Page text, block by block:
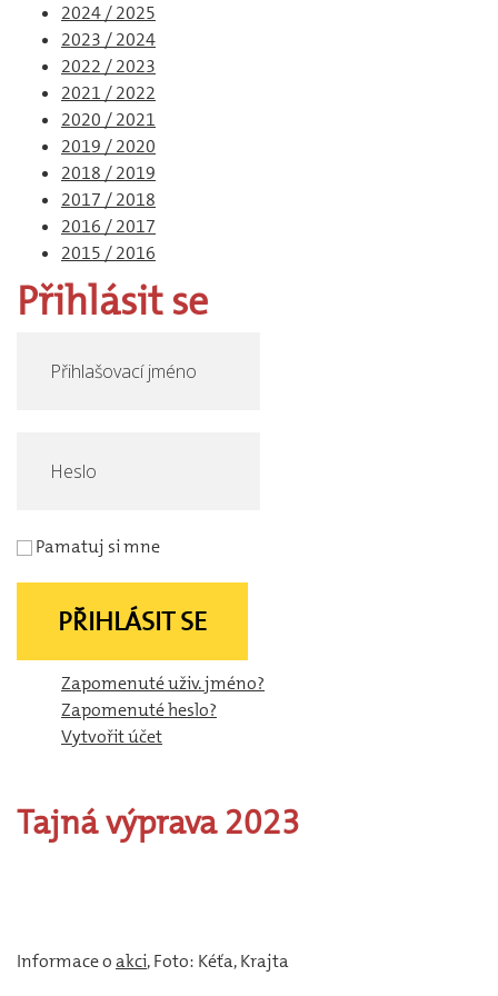
2024 / 2025
2023 / 2024
2022 / 2023
2021 / 2022
2020 / 2021
2019 / 2020
2018 / 2019
2017 / 2018
2016 / 2017
2015 / 2016
Přihlásit se
Pamatuj si mne
PŘIHLÁSIT SE
Zapomenuté uživ. jméno?
Zapomenuté heslo?
Vytvořit účet
Tajnávýprava 2023
Informace oakci, Foto: Kéťa, Krajta